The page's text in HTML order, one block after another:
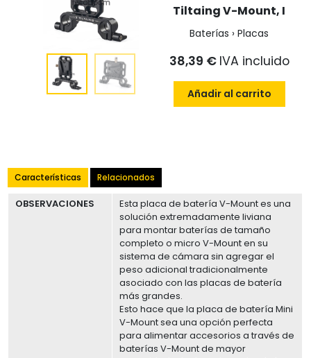
Tiltaing V-Mount, I
Baterías › Placas
38,39 € IVA incluido
Añadir al carrito
Características Relacionados
OBSERVACIONES
Esta placa de batería V-Mount es una
solución extremadamente liviana
para montar baterías de tamaño
completo o micro V-Mount en su
sistema de cámara sin agregar el
peso adicional tradicionalmente
asociado con las placas de batería
más grandes.
Esto hace que la placa de batería Mini
V-Mount sea una opción perfecta
para alimentar accesorios a través de
baterías V-Mount de mayor